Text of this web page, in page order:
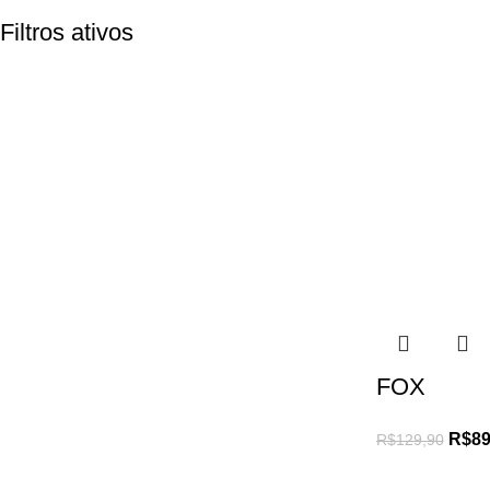
Filtros ativos
FOX
R$129,90 R$